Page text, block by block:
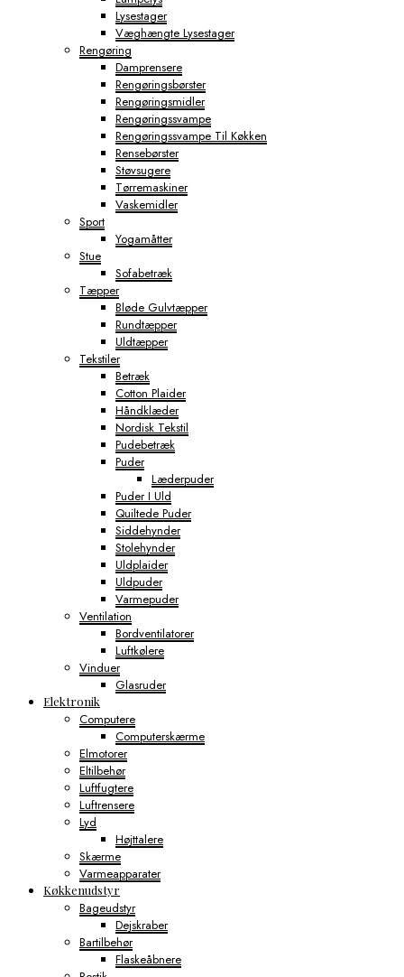
Lysestager
Væghængte Lysestager
Rengøring
Damprensere
Rengøringsbørster
Rengøringsmidler
Rengøringssvampe
Rengøringssvampe Til Køkken
Rensebørster
Støvsugere
Tørremaskiner
Vaskemidler
Sport
Yogamåtter
Stue
Sofabetræk
Tæpper
Bløde Gulvtæpper
Rundtæpper
Uldtæpper
Tekstiler
Betræk
Cotton Plaider
Håndklæder
Nordisk Tekstil
Pudebetræk
Puder
Læderpuder
Puder I Uld
Quiltede Puder
Siddehynder
Stolehynder
Uldplaider
Uldpuder
Varmepuder
Ventilation
Bordventilatorer
Luftkølere
Vinduer
Glasruder
Elektronik
Computere
Computerskærme
Elmotorer
Eltilbehør
Luftfugtere
Luftrensere
Lyd
Højttalere
Skærme
Varmeapparater
Køkkenudstyr
Bageudstyr
Dejskraber
Bartilbehør
Flaskeåbnere